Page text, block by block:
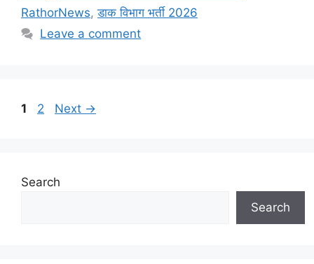
RathorNews,डाक विभाग भर्ती 2026
Leave a comment
Page
1 Page
2 Next →
Search
Search